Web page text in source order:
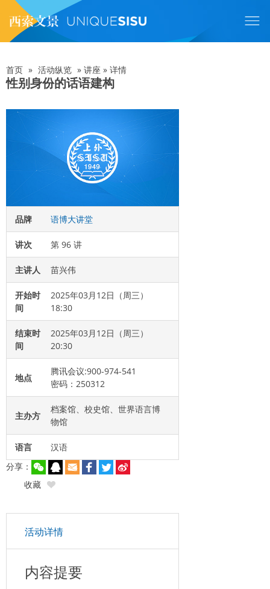
主
内
容面
包
首页 » 活动纵览 » 讲座 » 详情
性别身份的话语建构
品牌 语博大讲堂
讲次 第 96 讲
主讲人 苗兴伟
开始时
间
2025年03月12日（周三）
18:30
结束时
间
2025年03月12日（周三）
20:30
地点
腾讯会议:900-974-541
密码：250312
主办方
档案馆、校史馆、世界语言博
物馆
语言
汉语
分享：
收藏
活动详情
内容提要